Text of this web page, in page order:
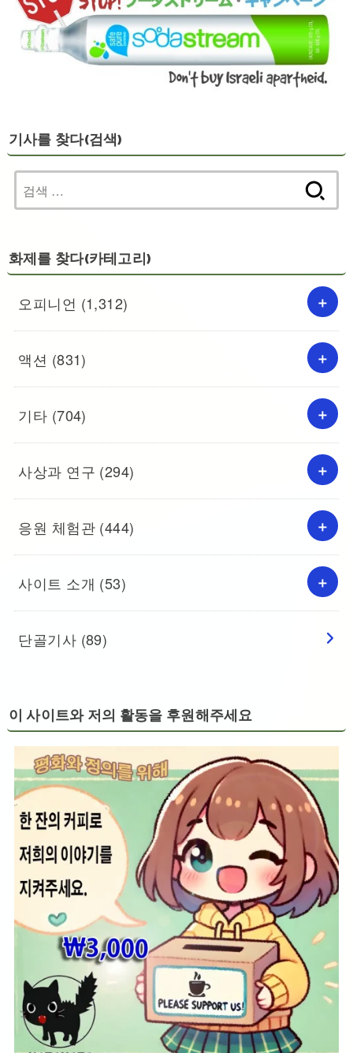
기사를 찾다(검색)
색:
화제를 찾다(카테고리)
오피니언 (1,312)
액션 (831)
기타 (704)
사상과 연구 (294)
응원 체험관 (444)
사이트 소개 (53)
단골기사 (89)
이 사이트와 저의 활동을 후원해주세요